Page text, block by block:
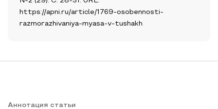
https://apni.ru/article/1769-osobennosti-
razmorazhivaniya-myasa-v-tushakh
Аннотация статьи